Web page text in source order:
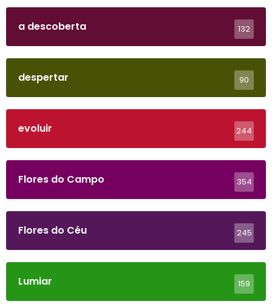
a descoberta 132
despertar 90
evoluir 244
Flores do Campo 354
Flores do Céu 245
Lumiar 159